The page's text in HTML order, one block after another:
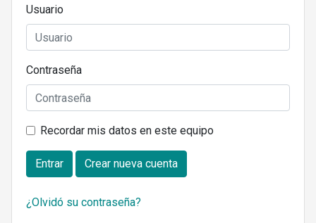
Usuario
Contraseña
Recordar mis datos en este equipo
Entrar Crear nueva cuenta
¿Olvidó su contraseña?